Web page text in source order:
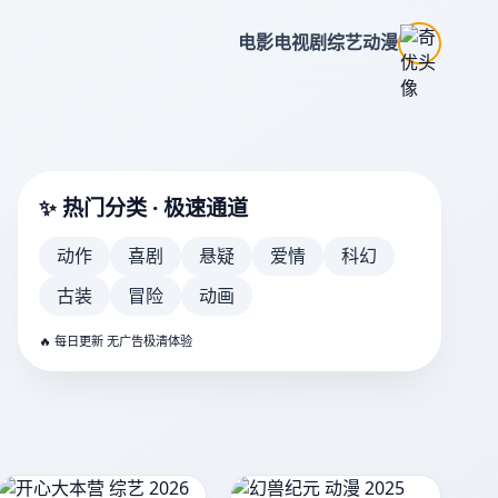
电影电视剧综艺动漫
《星辰大海》
热血青春大剧
✨ 热门分类 · 极速通道
动作 喜剧 悬疑 爱情
科幻
古装
冒险 动画
🔥 每日更新 无广告极清体验